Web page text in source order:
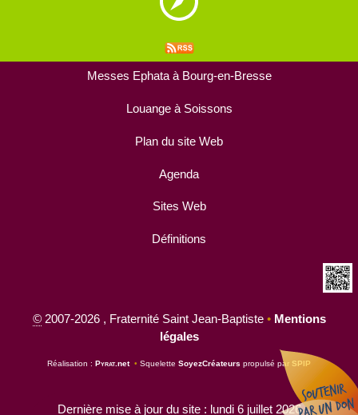
Messes Ephata à Bourg-en-Bresse
Louange à Soissons
Plan du site Web
Agenda
Sites Web
Définitions
©2007-2026 , Fraternité Saint Jean-Baptiste • Mentions
légales
Réalisation : Pyrat.net • Squelette SoyezCréateurs propulsé par SPIP
Dernière mise à jour du site : lundi 6 juillet 2026